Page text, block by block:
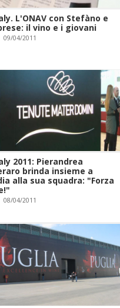
L'ONAV con Stefàno e
il vino e i giovani
09/04/2011
2011: Pierandrea
brinda insieme a
alla sua squadra: "Forza
08/04/2011